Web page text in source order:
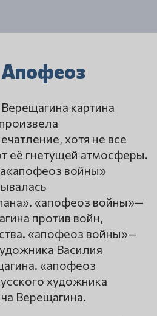
картина
хотя не все
её гнетущей атмосферы.
войны»
«апофеоз войны»—
против войн,
«апофеоз войны»—
Василия
«апофеоз
художника
Верещагина.